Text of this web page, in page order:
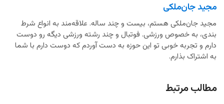
مجید جان‌ملکی
مجید جان‌ملکی هستم، بیست و چند ساله. علاقه‌مند به انواع شرط
بندی، به خصوص ورزشی. فوتبال و چند رشته ورزشی دیگه رو دوست
دارم و تجربه خوبی تو این حوزه به دست آوردم که دوست دارم با شما
به اشتراک بذارم.
مطالب مرتبط